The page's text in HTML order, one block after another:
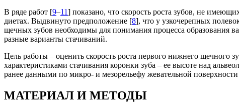
В ряде работ [9–11] показано, что скорость роста зубов, не
диетах. Выдвинуто предположение [8], что у узкочерепных
щечных зубов необходимы для понимания процесса образования
разные варианты стачиваний.
Цель работы – оценить скорость роста первого нижнего щечного
характеристиками стачивания коронки зуба – ее высоте над
ранее данными по микро- и мезорельефу жевательной
МАТЕРИАЛ И МЕТОДЫ